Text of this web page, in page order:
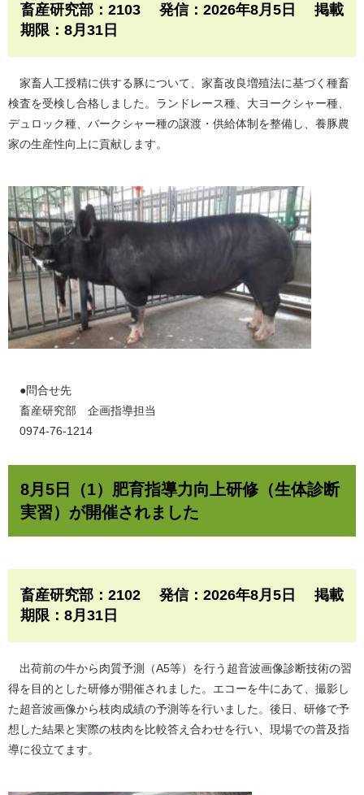
畜産研究部：2103 発信：2026年8月5日 掲載
期限：8月31日
家畜人工授精に供する豚について、家畜改良増殖法に基づく種畜
検査を受検し合格しました。ランドレース種、大ヨークシャー種、
デュロック種、バークシャー種の譲渡・供給体制を整備し、養豚農
家の生産性向上に貢献します。
​●問合せ先
畜産研究部 企画指導担当
0974-76-1214
8月5日（1）肥育指導力向上研修（生体診断
実習）が開催されました
畜産研究部：2102 発信：2026年8月5日 掲載
期限：8月31日
出荷前の牛から肉質予測（A5等）を行う超音波画像診断技術の習
得を目的とした研修が開催されました。エコーを牛にあて、撮影し
た超音波画像から枝肉成績の予測等を行いました。後日、研修で予
想した結果と実際の枝肉を比較答え合わせを行い、現場での普及指
導に役立てます。